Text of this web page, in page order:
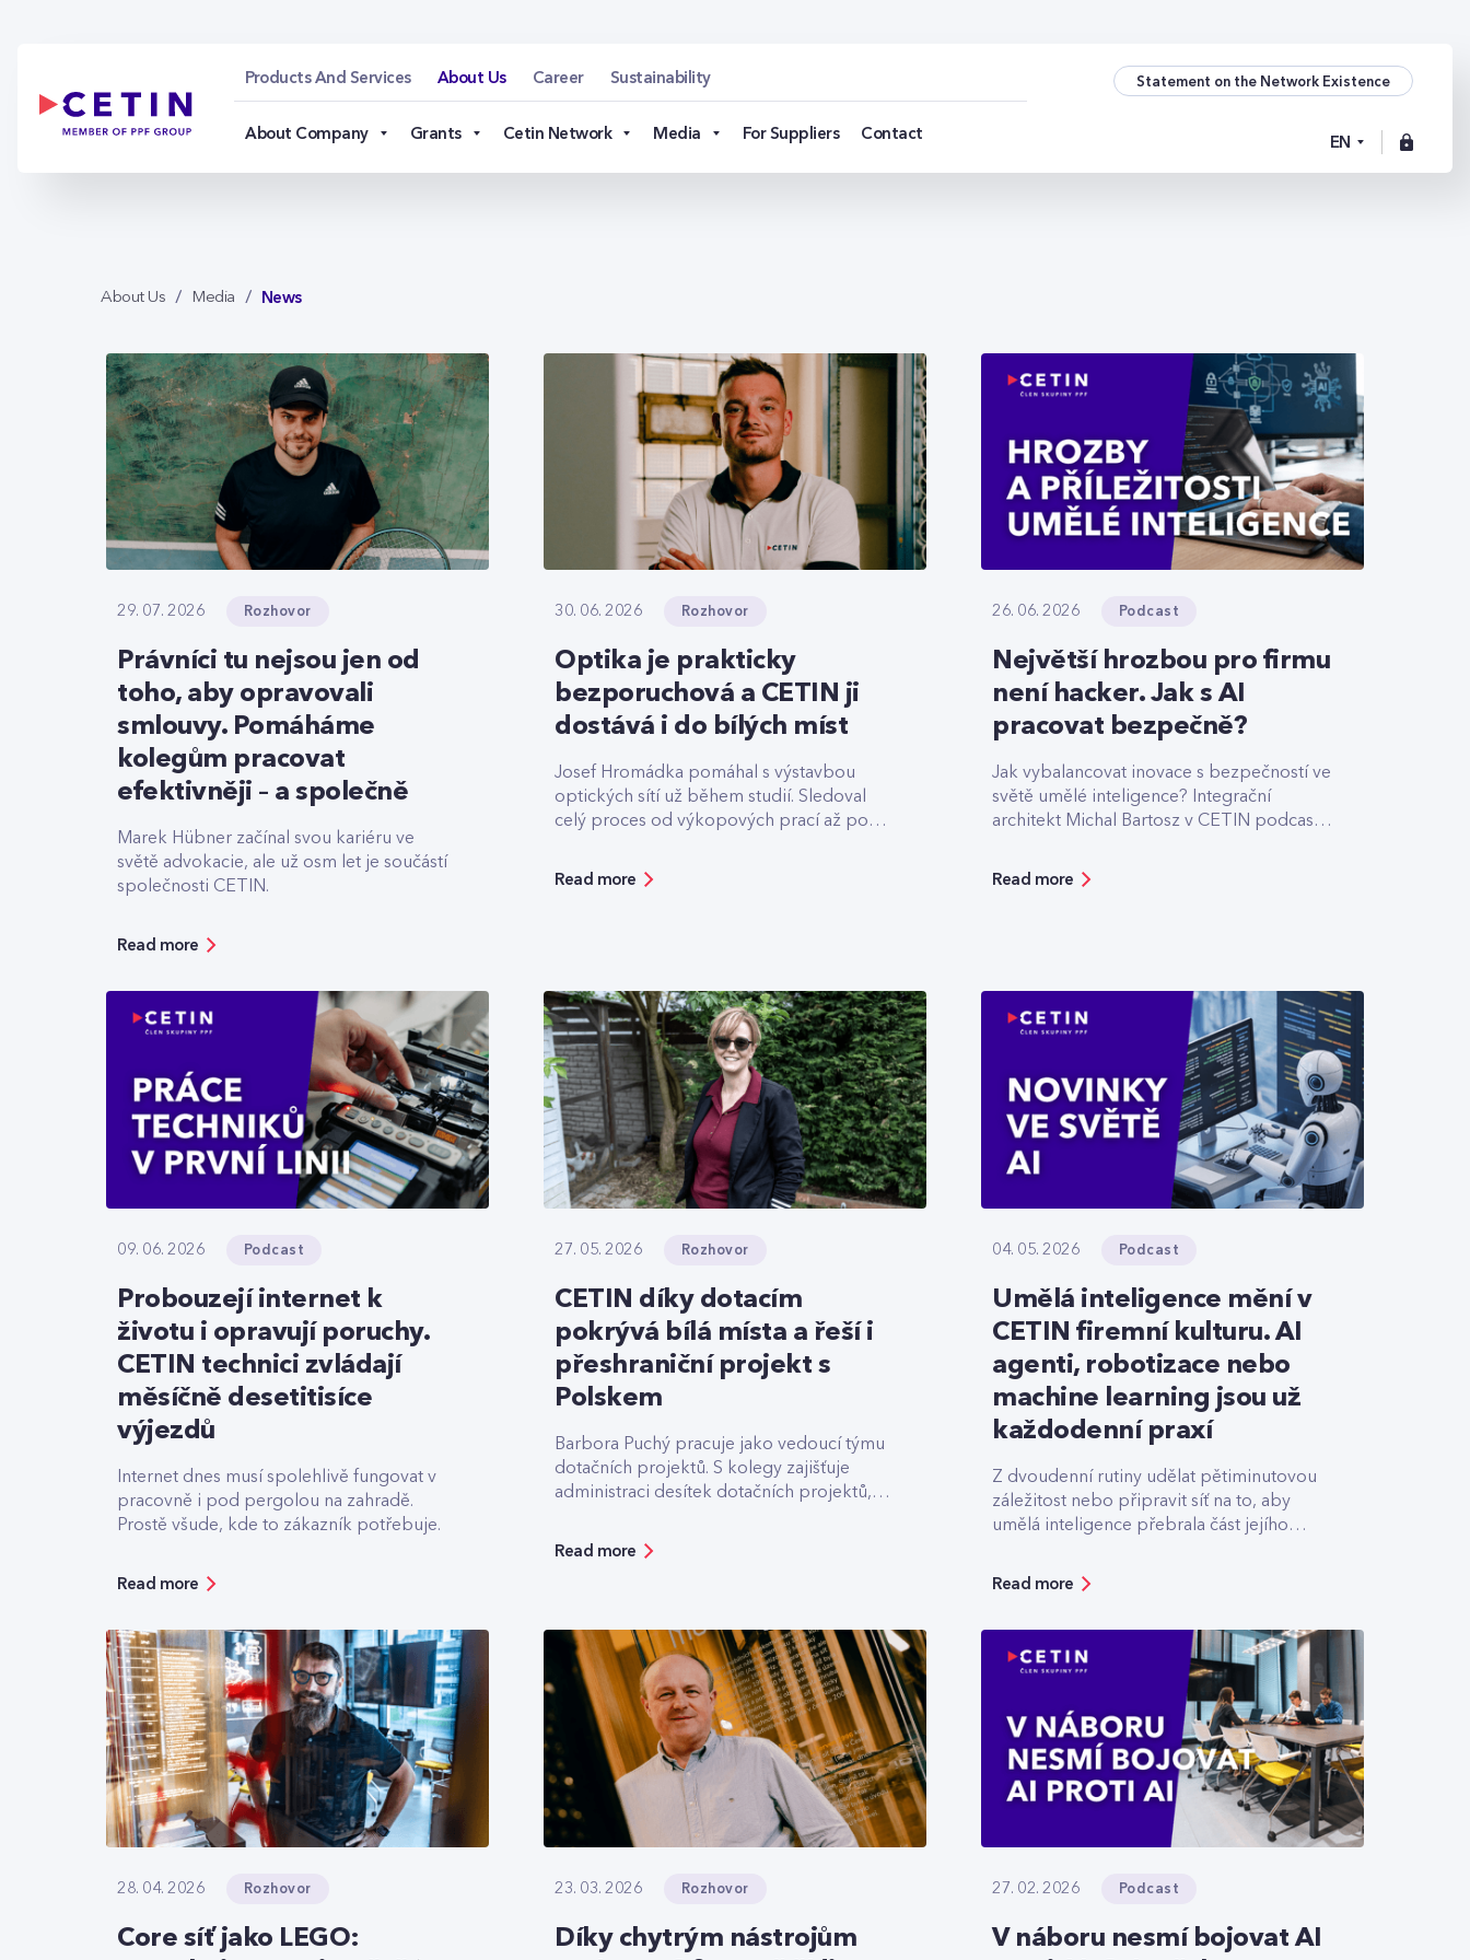
Products And Services About Us
About Company Grants Cetin Network Media For Suppliers Contact
Career Sustainability Statement on the Network Existence
EN
About Us Media News
29. 07. 2026 Rozhovor
Právníci tu nejsou jen od
toho, aby opravovali
smlouvy. Pomáháme
kolegům pracovat
efektivněji – a společně
Marek Hübner začínal svou kariéru ve
světě advokacie, ale už osm let je součástí
společnosti CETIN.
Read more
30. 06. 2026 Rozhovor
Optika je prakticky
bezporuchová a CETIN ji
dostává i do bílých míst
Josef Hromádka pomáhal s výstavbou
optických sítí už během studií. Sledoval
celý proces od výkopových prací až po
Read more
26. 06. 2026 Podcast
Největší hrozbou pro firmu
není hacker. Jak s AI
pracovat bezpečně?
Jak vybalancovat inovace s bezpečností ve
světě umělé inteligence? Integrační
architekt Michal Bartosz v CETIN podcastu
Varuje před riziky podcenění bezpečnosti,
Read more
09. 06. 2026 Podcast
Probouzejí internet k
životu i opravují poruchy.
CETIN technici zvládají
měsíčně desetitisíce
výjezdů
Internet dnes musí spolehlivě fungovat v
pracovně i pod pergolou na zahradě.
Prostě všude, kde to zákazník potřebuje.
Read more
27. 05. 2026 Rozhovor
CETIN díky dotacím
pokrývá bílá místa a řeší i
přeshraniční projekt s
Polskem
Barbora Puchý pracuje jako vedoucí týmu
dotačních projektů. S kolegy zajišťuje
administraci desítek dotačních projektů,
odlehlých lokalitách.
Read more
04. 05. 2026 Podcast
Umělá inteligence mění v
CETIN firemní kulturu. AI
agenti, robotizace nebo
machine learning jsou už
každodenní praxí
Z dvoudenní rutiny udělat pětiminutovou
záležitost nebo připravit síť na to, aby
umělá inteligence přebrala část jejího
Read more
28. 04. 2026 Rozhovor
Core síť jako LEGO:
23. 03. 2026 Rozhovor
Díky chytrým nástrojům
27. 02. 2026 Podcast
V náboru nesmí bojovat AI